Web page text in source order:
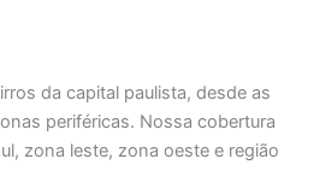
da capital paulista, desde as
periféricas. Nossa cobertura
zona leste, zona oeste e região